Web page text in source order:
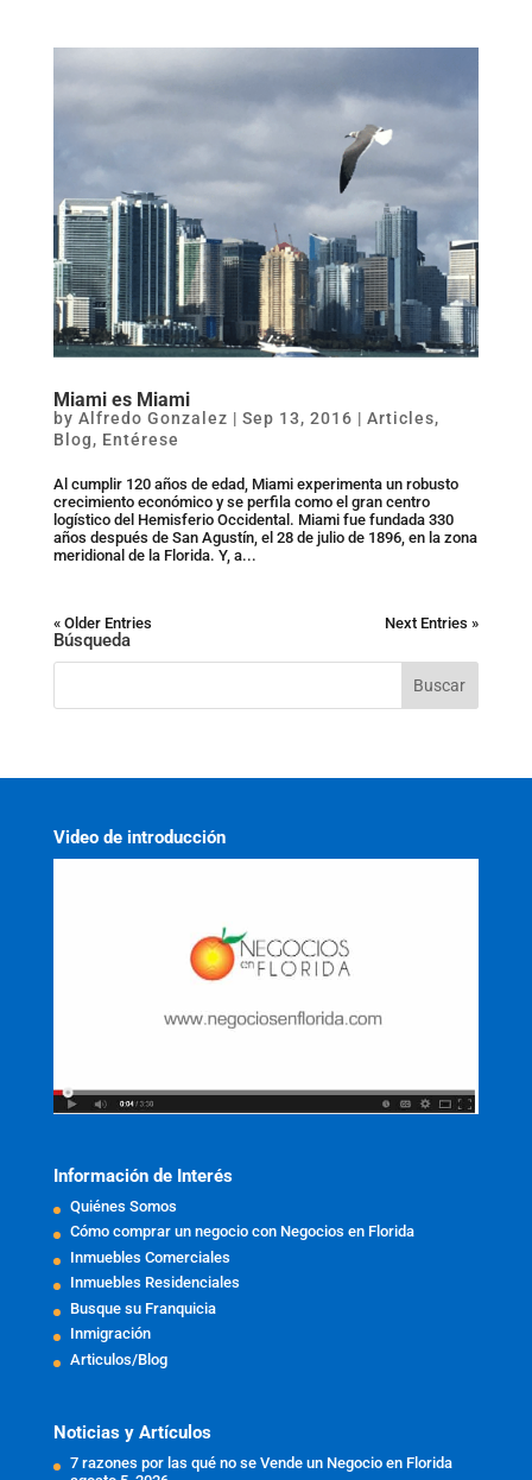
Miami es Miami
by Alfredo Gonzalez | Sep 13, 2016 | Articles,
Blog, Entérese
Al cumplir 120 años de edad, Miami experimenta un robusto
crecimiento económico y se perfila como el gran centro
logístico del Hemisferio Occidental. Miami fue fundada 330
años después de San Agustín, el 28 de julio de 1896, en la zona
meridional de la Florida. Y, a...
« Older Entries Next Entries »
Búsqueda
Video de introducción
Información de Interés
Quiénes Somos
Cómo comprar un negocio con Negocios en Florida
Inmuebles Comerciales
Inmuebles Residenciales
Busque su Franquicia
Inmigración
Articulos/Blog
Noticias y Artículos
7 razones por las qué no se Vende un Negocio en Florida